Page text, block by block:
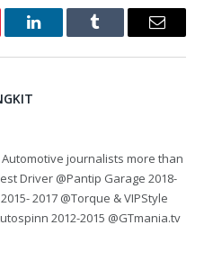
LinkedInTumblr Email
Automotive journalists more than
Driver @Pantip Garage 2018-
2017 @Torque & VIPStyle
2012-2015 @GTmania.tv